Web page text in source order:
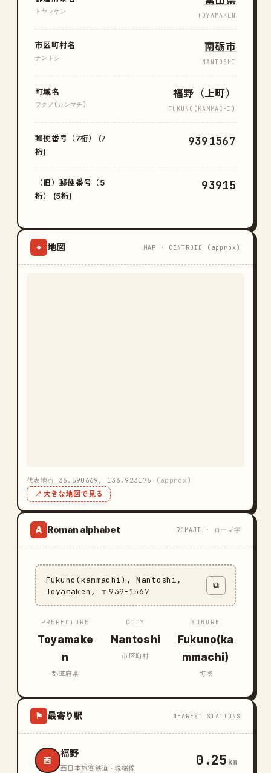
トヤマケン
TOYAMAKEN
市区町村名
ナントシ
南砺市
NANTOSHI
町域名
フクノ(カンマチ)
福野（上町）
FUKUNO(KAMMACHI)
郵便番号（7桁） (7
桁)
9391567
（旧）郵便番号（5
桁） (5桁)
93915
⌖ 地図 MAP · CENTROID (approx)
代表地点 36.590669, 136.923176 (approx)
↗ 大きな地図で見る
A Roman alphabet ROMAJI · ローマ字
Fukuno(kammachi), Nantoshi,
Toyamaken, 〒939-1567
⧉
PREFECTURE
Toyamake
n
都道府県
CITY
Nantoshi
市区町村
SUBURB
Fukuno(ka
mmachi)
町域
⚑ 最寄り駅 NEAREST STATIONS
西
福野
西日本旅客鉄道 · 城端線 0.25 km